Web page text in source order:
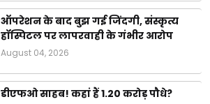
ऑपरेशन के बाद बुझ गई जिंदगी, संस्कृत्य
हॉस्पिटल पर लापरवाही के गंभीर आरोप
August 04, 2026
डीएफओ साहब! कहां हैं 1.20 करोड़ पौधे?